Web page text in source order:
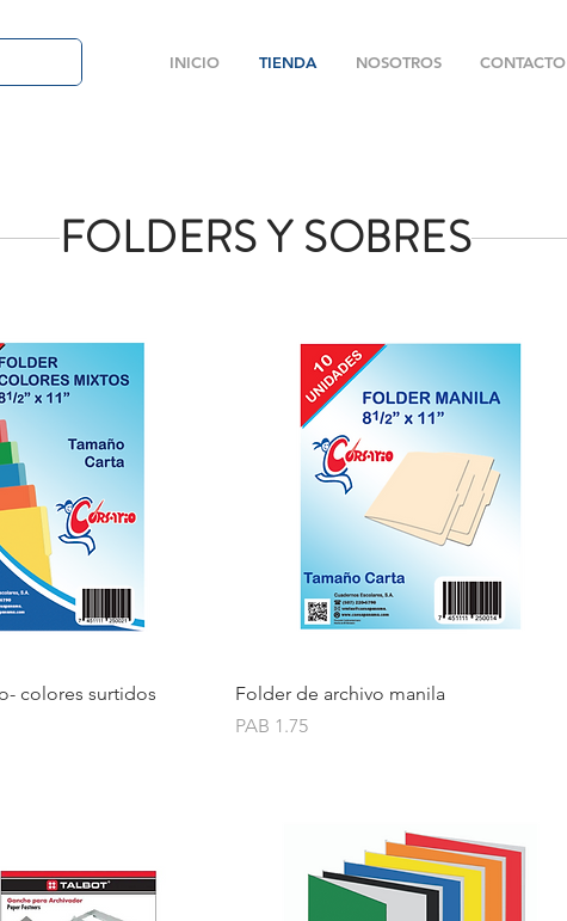
INICIO TIENDA NOSOTROS CONTACTO
FOLDERS Y SOBRES
View
colores surtidos
Quick View
Folder de archivo manila
Price
PAB 1.75